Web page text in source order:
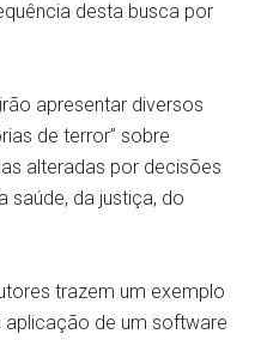
desta busca por
apresentar diversos
de terror” sobre
alteradas por decisões
saúde, da justiça, do
trazem um exemplo
de um software